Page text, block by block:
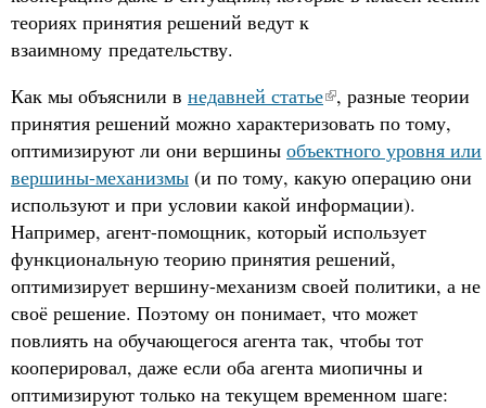
теориях принятия решений ведут к
взаимному предательству.
Как мы объяснили в недавней статье , разные теории
принятия решений можно характеризовать по тому,
оптимизируют ли они вершины объектного уровня или
вершины-механизмы (и по тому, какую операцию они
используют и при условии какой информации).
Например, агент-помощник, который использует
функциональную теорию принятия решений,
оптимизирует вершину-механизм своей политики, а не
своё решение. Поэтому он понимает, что может
повлиять на обучающегося агента так, чтобы тот
кооперировал, даже если оба агента миопичны и
оптимизируют только на текущем временном шаге: